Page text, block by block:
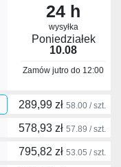
24 h
wysyłka
Poniedziałek
10.08
Zamów jutro do 12:00
289,99 zł 58.00 / szt.
578,93 zł 57.89 / szt.
795,82 zł 53.05 / szt.